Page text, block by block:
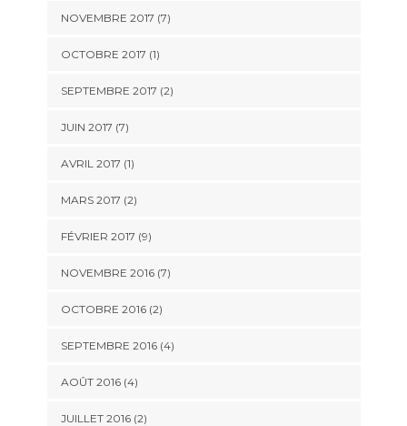
NOVEMBRE 2017 (7)
OCTOBRE 2017 (1)
SEPTEMBRE 2017 (2)
JUIN 2017 (7)
AVRIL 2017 (1)
MARS 2017 (2)
FÉVRIER 2017 (9)
NOVEMBRE 2016 (7)
OCTOBRE 2016 (2)
SEPTEMBRE 2016 (4)
AOÛT 2016 (4)
JUILLET 2016 (2)